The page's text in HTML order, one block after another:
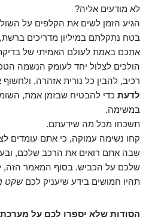
לא מודעים אליה?
הגיע הזמן לשים את הקלפים על
בטח נתקלתם במיליון מדריכים
אתכם באמת לעולם האמיתי של בדיקת
הולכים לצלול יחד לעומק הנשמה
רכיב, להבין כל נורית אזהרה,
לדעת כדי להבטיח שבזמן אמת,
במשימה.
תשכחו מכל מה שידעתם.
קחו נשימה עמוקה, כי אתם עומדים
שבה אתם רואים את הרכב שלכם,
שלכם על הכביש. בסוף המאמר הזה,
תהיו חמושים בידע שיעניק לכםשקט
הסודות שלא יספרו לכם על מערכת